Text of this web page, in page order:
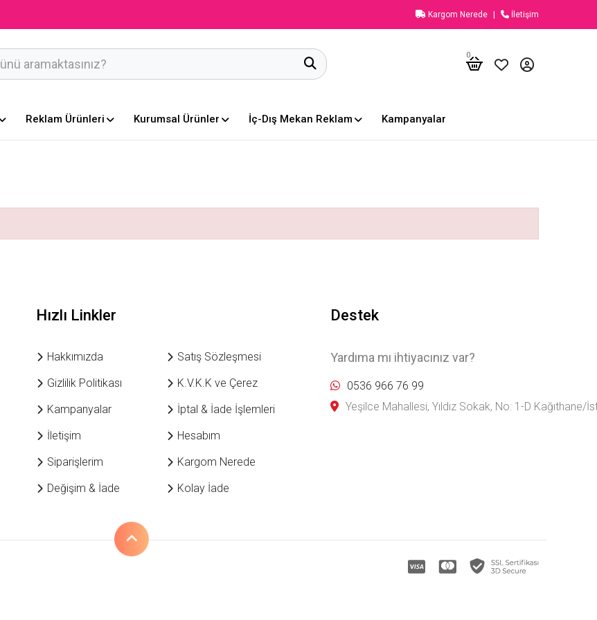
Kargom Nerede İletişim
0
Reklam Ürünleri Kurumsal Ürünler İç-Dış Mekan Reklam Kampanyalar
Hızlı Linkler
Hakkımızda
Satış Sözleşmesi
Gizlilik Politikası
K.V.K.K ve Çerez
Kampanyalar
İptal & İade İşlemleri
İletişim
Hesabım
Siparişlerim
Kargom Nerede
Değişim & İade
Kolay İade
Destek
Yardıma mı ihtiyacınız var?
0536 966 76 99
Yeşilce Mahallesi, Yıldız Sokak, No: 1-D Kağıthane/